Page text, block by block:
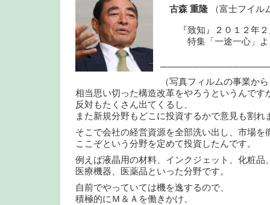
古森 重隆 （富士フイル
『致知』２０１２年２
特集「一途一心」よ
（写真フィルムの事業か
相当思い切った構造改革をやろうというんです
反対もたくさん出てくるし、
また新規分野もどこに投資するかで意見も割れ
そこで会社の経営資源を全部洗い出し、市場を
ここぞという分野を定めて投資したんです。
例えば液晶用の材料、インクジェット、化粧品
医療機器、医薬品といった分野です。
自前でやっていては機を逸するので、
積極的にＭ＆Ａを働きかけ、